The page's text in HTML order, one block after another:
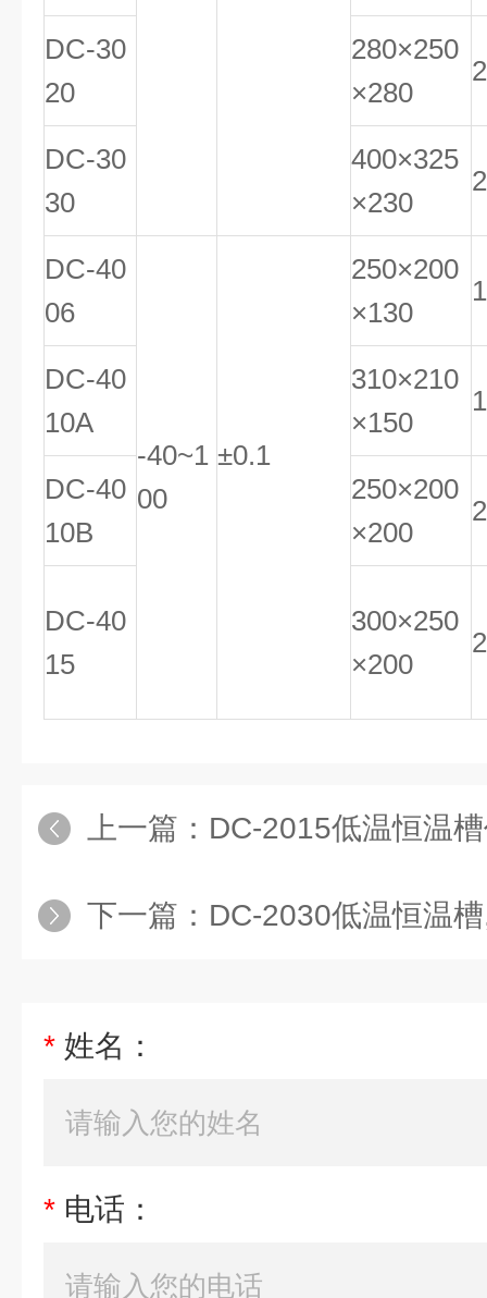
DC-30
20
280×250
×280
DC-30
30
400×325
×230
DC-40
06
-40~1
00
±0.1
250×200
×130
DC-40
10A
310×210
×150
DC-40
10B
250×200
×200
DC-40
15
300×250
×200
上一篇： DC-2015低温恒温槽价格,
下一篇： DC-2030低温恒温槽,低
* 姓名：
* 电话：